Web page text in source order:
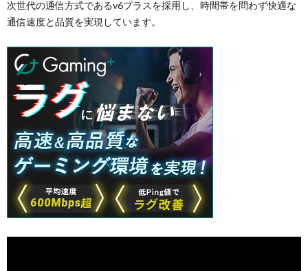
次世代の通信方式であるv6プラスを採用し、時間帯を問わず快適な
通信速度と品質を実現しています。